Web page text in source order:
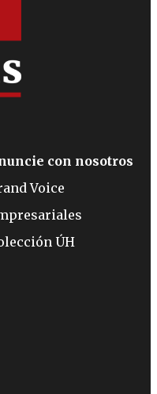
con nosotros
Voice
ÚH